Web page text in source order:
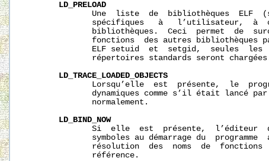
LD_PRELOAD
Une  liste  de  bibliothèques  ELF
spécifiques   à   l’utilisateur,  à
bibliothèques.  Ceci  permet  de
fonctions  des autres bibliothèques
ELF setuid  et  setgid,  seules  les
répertoires standards seront
LD_TRACE_LOADED_OBJECTS
Lorsqu’elle  est  présente,  le
              dynamiques comme s’il était lancé par
              normalement.
LD_BIND_NOW
Si  elle  est  présente,  l’éditeur
symboles au démarrage du  programme
résolution  des  noms  de  fonctions
              référence.